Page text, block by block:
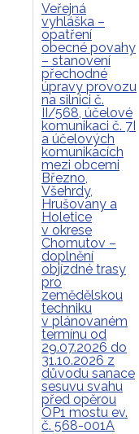
Veřejná
vyhláška –
opatření
obecné povahy
– stanovení
přechodné
úpravy provozu
na silnici č.
II/568, účelové
komunikaci č. 7I
a účelových
komunikacích
mezi obcemi
Březno,
Všehrdy,
Hrušovany a
Holetice
v okrese
Chomutov –
doplnění
objízdné trasy
pro
zemědělskou
techniku
v plánovaném
termínu od
29.07.2026 do
31.10.2026 z
důvodu sanace
sesuvu svahu
před opěrou
OP1 mostu ev.
č. 568-001A